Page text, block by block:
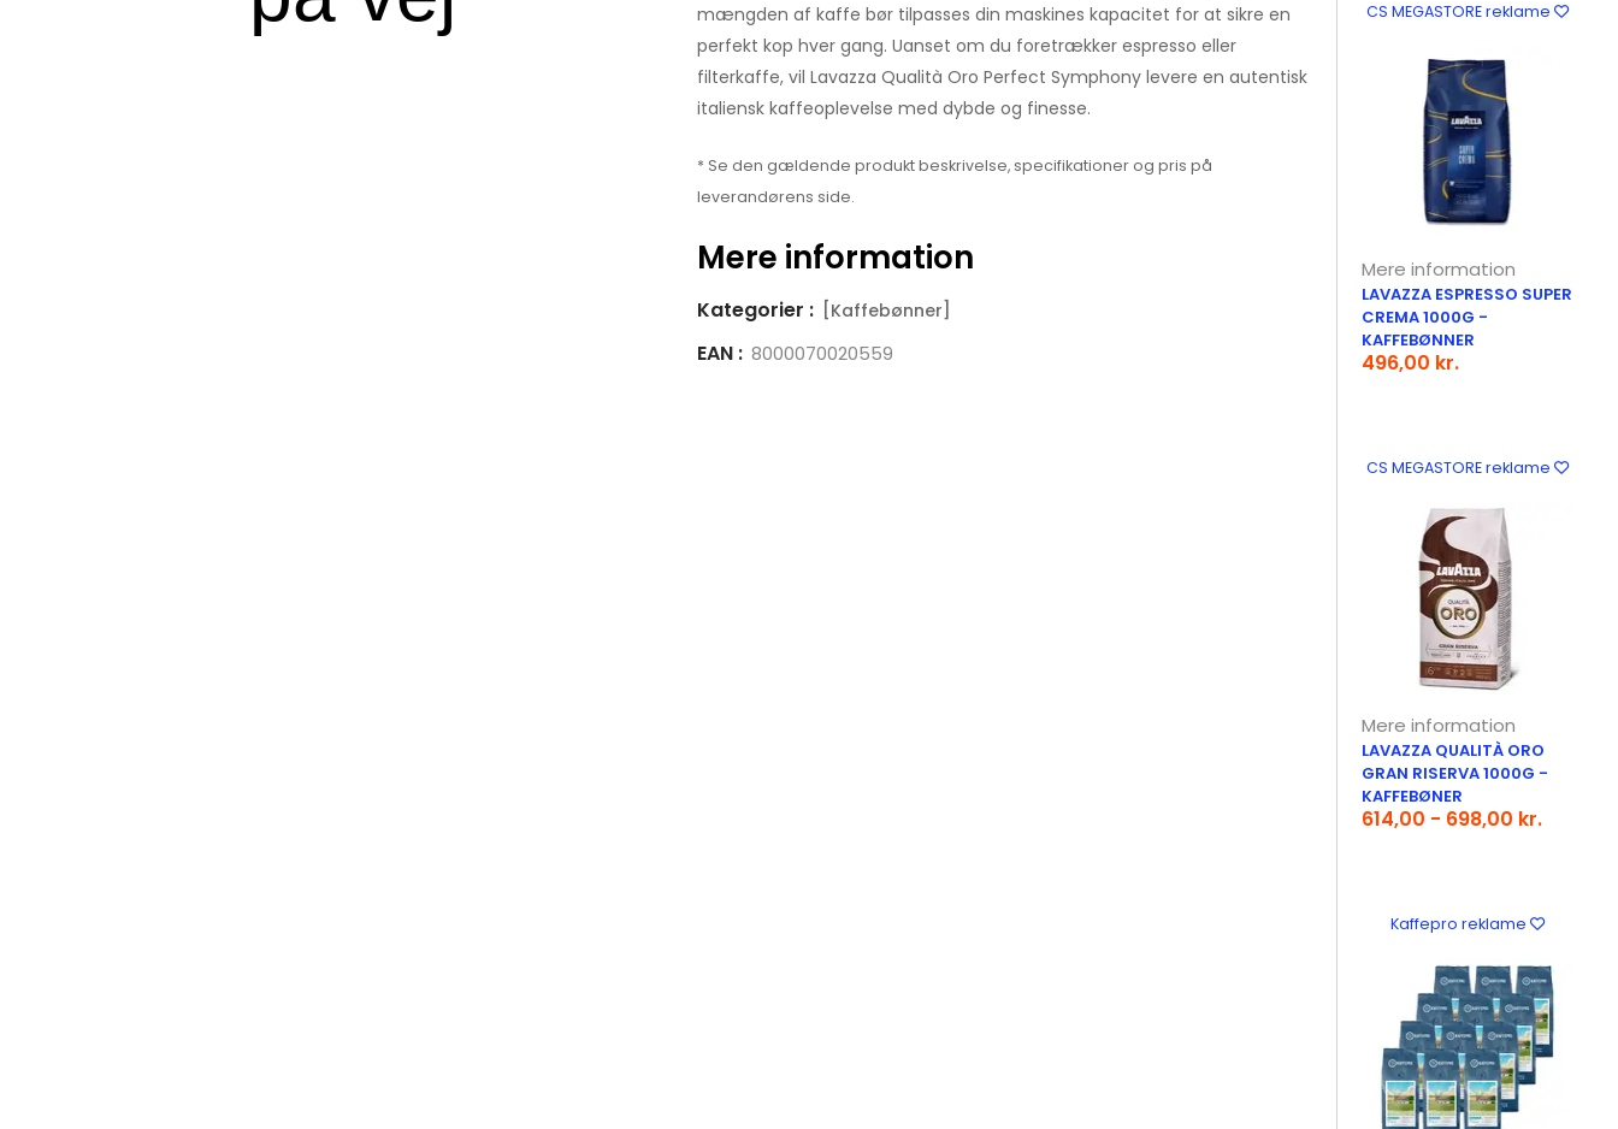
mængden af kaffe bør tilpasses din maskines kapacitet for at sikre en
perfekt kop hver gang. Uanset om du foretrækker espresso eller
filterkaffe, vil Lavazza Qualità Oro Perfect Symphony levere en autentisk
italiensk kaffeoplevelse med dybde og finesse.
* Se den gældende produkt beskrivelse, specifikationer og pris på
leverandørens side.
Mere information
Kategorier : [Kaffebønner]
EAN : 8000070020559
CS MEGASTORE reklame
Mere information
LAVAZZA ESPRESSO SUPER
CREMA 1000G -
KAFFEBØNNER
496,00 kr.
CS MEGASTORE reklame
Mere information
LAVAZZA QUALITÀ ORO
GRAN RISERVA 1000G -
KAFFEBØNER
614,00 - 698,00 kr.
Kaffepro reklame